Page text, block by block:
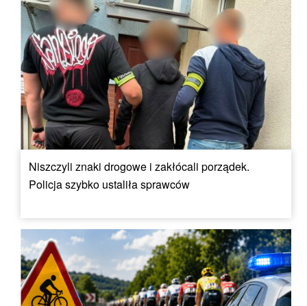
Niszczyli znaki drogowe i zakłócali porządek.
Policja szybko ustaliła sprawców